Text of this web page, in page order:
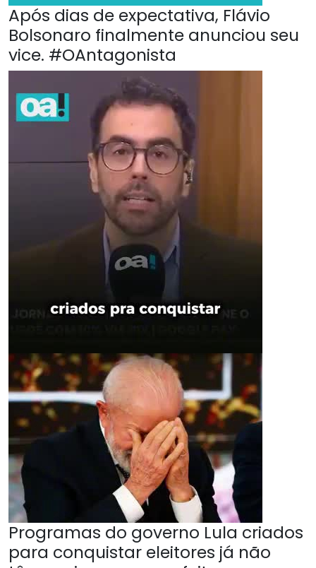
Após dias de expectativa, Flávio
Bolsonaro finalmente anunciou seu
vice. #OAntagonista
Programas do governo Lula criados
para conquistar eleitores já não